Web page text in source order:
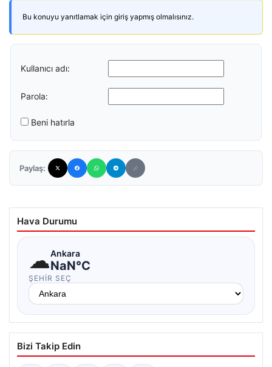
Bu konuyu yanıtlamak için giriş yapmış olmalısınız.
Kullanıcı adı:
Parola:
Beni hatırla
Paylaş:
Hava Durumu
☁Ankara
NaN°C
ŞEHIR SEÇ
Bizi Takip Edin